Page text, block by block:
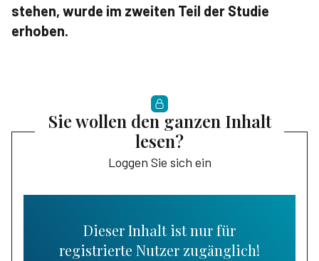
stehen, wurde im zweiten Teil der Studie
erhoben.
Sie wollen den ganzen Inhalt
lesen?
Loggen Sie sich ein
Dieser Inhalt ist nur für
registrierte Nutzer zugänglich!